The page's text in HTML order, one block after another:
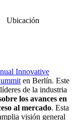
Ubicación
Innovative
en Berlín. Este
de la industria
los avances en
al mercado. Esta
visión general